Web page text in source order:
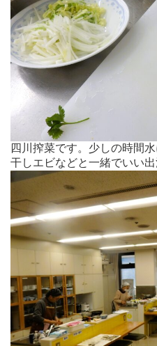
四川搾菜です。少しの時間
干しエビなどと一緒でいい